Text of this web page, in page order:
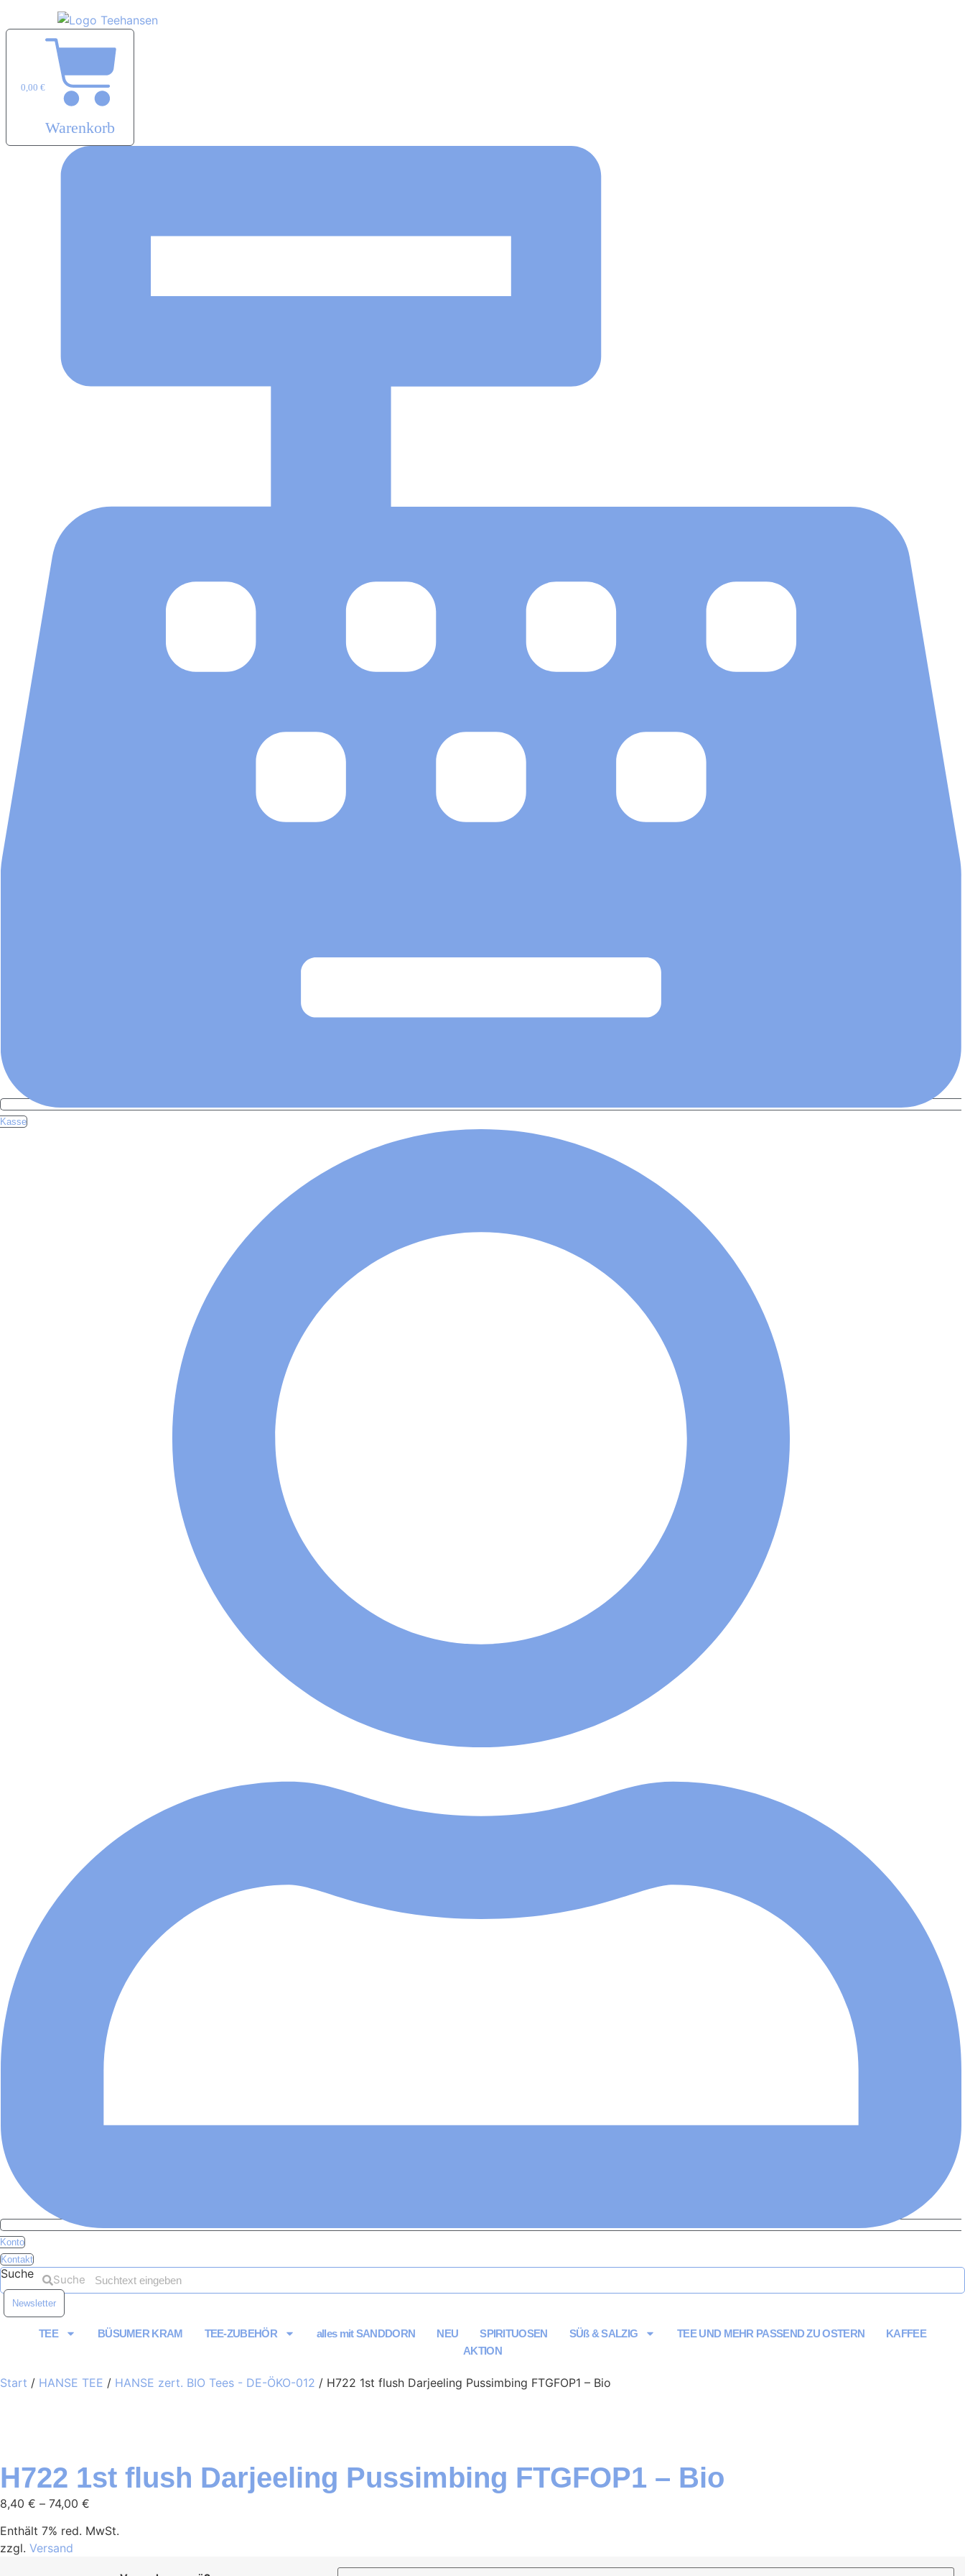
Inhalt
springen
0,00 €
Warenkorb
Kasse
Konto
Kontakt
Suche Suche
Newsletter
TEE BÜSUMER KRAM TEE-ZUBEHÖR alles mit SANDDORN NEU SPIRITUOSEN SÜß & SALZIG TEE UND MEHR PASSEND ZU OSTERN
KAFFEE
AKTION
Start / HANSE TEE / HANSE zert. BIO Tees - DE-ÖKO-012 / H722 1st flush Darjeeling Pussimbing FTGFOP1 – Bio
H722 1st flush Darjeeling Pussimbing FTGFOP1 – Bio
8,40 € – 74,00 €
bis
Enthält 7% red. MwSt.
zzgl. Versand